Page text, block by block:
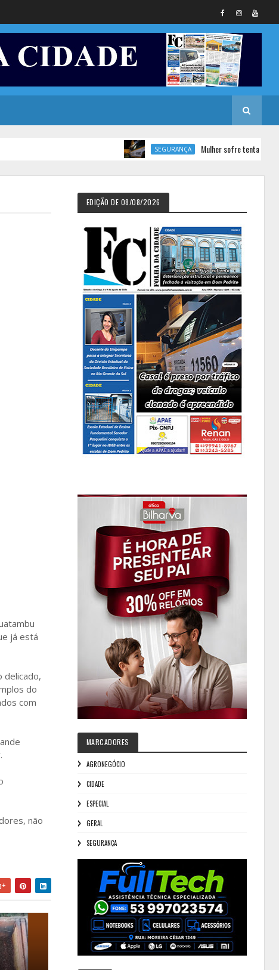
SEGURANÇA Mulher sofre tentativa de
já está
delicado,
do
com
não
EDIÇÃO DE 08/08/2026
MARCADORES
AGRONEGÓCIO
CIDADE
ESPECIAL
GERAL
SEGURANÇA